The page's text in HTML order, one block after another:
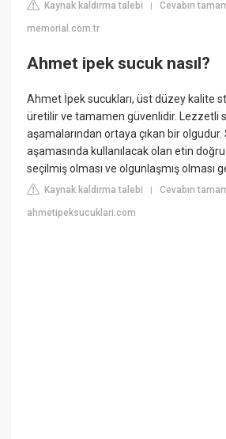
Kaynak kaldırma talebi |Cevabın
memorial.com.tr
Ahmet ipek sucuk nasıl?
Ahmet İpek sucukları, üst düzey kalite
üretilir ve tamamen güvenlidir. Lezzetli
aşamalarından ortaya çıkan bir
aşamasında kullanılacak olan etin
seçilmiş olması ve olgunlaşmış olması
Kaynak kaldırma talebi |Cevabın
ahmetipeksucuklari.com